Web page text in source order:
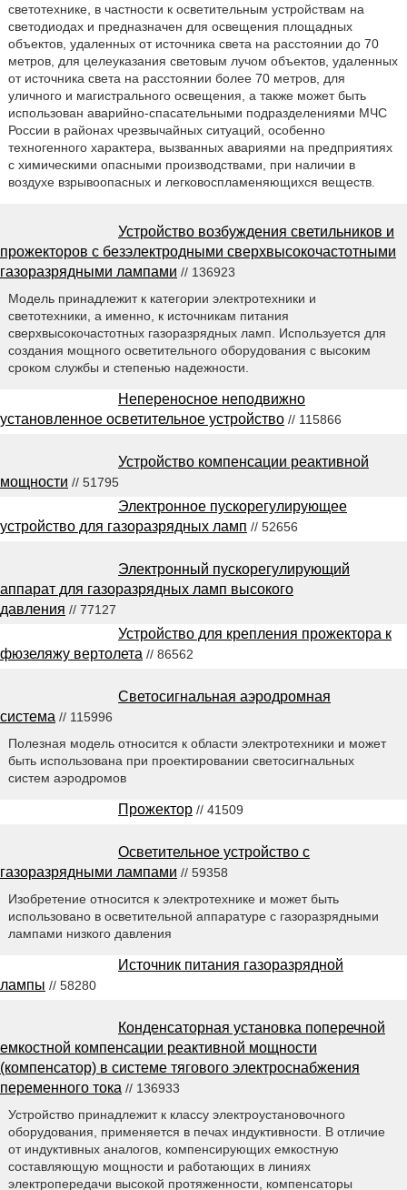
светотехнике, в частности к осветительным устройствам на
светодиодах и предназначен для освещения площадных
объектов, удаленных от источника света на расстоянии до 70
метров, для целеуказания световым лучом объектов, удаленных
от источника света на расстоянии более 70 метров, для
уличного и магистрального освещения, а также может быть
использован аварийно-спасательными подразделениями МЧС
России в районах чрезвычайных ситуаций, особенно
техногенного характера, вызванных авариями на предприятиях
с химическими опасными производствами, при наличии в
воздухе взрывоопасных и легковоспламеняющихся веществ.
Устройство возбуждения светильников и
прожекторов с безэлектродными сверхвысокочастотными
газоразрядными лампами // 136923
Модель принадлежит к категории электротехники и
светотехники, а именно, к источникам питания
сверхвысокочастотных газоразрядных ламп. Используется для
создания мощного осветительного оборудования с высоким
сроком службы и степенью надежности.
Непереносное неподвижно
установленное осветительное устройство // 115866
Устройство компенсации реактивной
мощности // 51795
Электронное пускорегулирующее
устройство для газоразрядных ламп // 52656
Электронный пускорегулирующий
аппарат для газоразрядных ламп высокого
давления // 77127
Устройство для крепления прожектора к
фюзеляжу вертолета // 86562
Светосигнальная аэродромная
система // 115996
Полезная модель относится к области электротехники и может
быть использована при проектировании светосигнальных
систем аэродромов
Прожектор // 41509
Осветительное устройство с
газоразрядными лампами // 59358
Изобретение относится к электротехнике и может быть
использовано в осветительной аппаратуре с газоразрядными
лампами низкого давления
Источник питания газоразрядной
лампы // 58280
Конденсаторная установка поперечной
емкостной компенсации реактивной мощности
(компенсатор) в системе тягового электроснабжения
переменного тока // 136933
Устройство принадлежит к классу электроустановочного
оборудования, применяется в печах индуктивности. В отличие
от индуктивных аналогов, компенсирующих емкостную
составляющую мощности и работающих в линиях
электропередачи высокой протяженности, компенсаторы